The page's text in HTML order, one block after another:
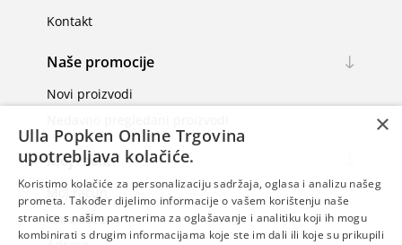
Kontakt
Naše promocije
Novi proizvodi
Moj račun
Moj račun
Narudžbe
×
Ulla Popken Online Trgovina
upotrebljava kolačiće.
Koristimo kolačiće za personalizaciju sadržaja, oglasa i analizu našeg
prometa. Također dijelimo informacije o vašem korištenju naše
stranice s našim partnerima za oglašavanje i analitiku koji ih mogu
kombinirati s drugim informacijama koje ste im dali ili koje su prikupili